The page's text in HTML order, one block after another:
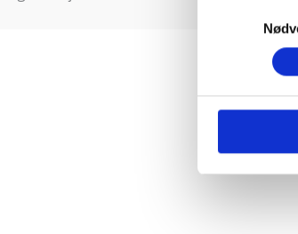
mer
Du kan
Vi bruker
analysere
sosiale
dem, eller